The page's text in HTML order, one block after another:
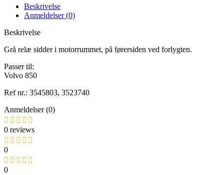
Beskrivelse
Anmeldelser (0)
Beskrivelse
Grå relæ sidder i motorrummet, på førersiden ved forlygten.
Passer til:
Volvo 850
Ref nr.: 3545803, 3523740
Anmeldelser (0)
0 reviews
0
0